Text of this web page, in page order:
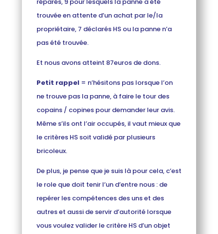
trouvée en attente d’un achat par le/la
propriétaire, 7 déclarés HS ou la panne n’a
pas été trouvée.
Et nous avons atteint 87euros de dons.
Petit rappel= n’hésitons pas lorsque l’on
ne trouve pas la panne, à faire le tour des
copains / copines pour demander leur avis.
Même s’ils ont l’air occupés, il vaut mieux que
le critères HS soit validé par plusieurs
bricoleux.
De plus, je pense que je suis là pour cela, c’est
le role que doit tenir l’un d’entre nous : de
repérer les compétences des uns et des
autres et aussi de servir d’autorité lorsque
vous voulez valider le critère HS d’un objet